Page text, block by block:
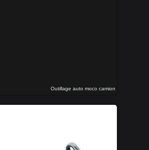
Outillage auto moco camion